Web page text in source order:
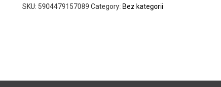
SKU: 5904479157089 Category: Bez kategorii